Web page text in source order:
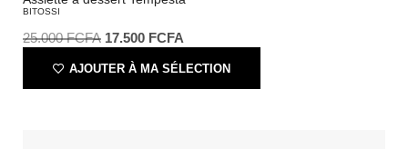
BITOSSI
25.000FCFA 17.500 FCFA
AJOUTER À MA SÉLECTION